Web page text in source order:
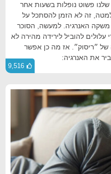
שלנו פשוט נופלות בשעות אחר
זה לא הזמן להסתכל על
האנרגיה. למעשה, הסוכר
עלולים להוביל לירידה מהירה לא
״ריסוק״. אז מה כן אפשר
9,516